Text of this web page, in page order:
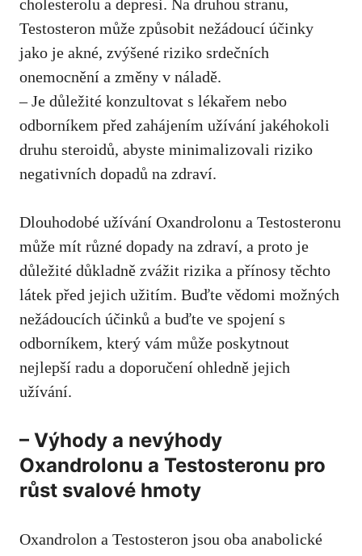
cholesterolu a depresi. Na druhou stranu,
Testosteron může způsobit nežádoucí účinky
jako je akné, zvýšené riziko srdečních
onemocnění a změny v náladě.
– Je důležité konzultovat s lékařem nebo
odborníkem před zahájením užívání jakéhokoli
druhu steroidů, abyste minimalizovali riziko
negativních dopadů na zdraví.
Dlouhodobé užívání Oxandrolonu a Testosteronu
může mít různé dopady na zdraví, a proto je
důležité důkladně zvážit rizika a přínosy těchto
látek před jejich užitím. Buďte vědomi možných
nežádoucích účinků a buďte ve spojení s
odborníkem, který vám může poskytnout
nejlepší radu a doporučení ohledně jejich
užívání.
– Výhody a nevýhody
Oxandrolonu a Testosteronu pro
růst svalové hmoty
Oxandrolon a Testosteron jsou oba anabolické